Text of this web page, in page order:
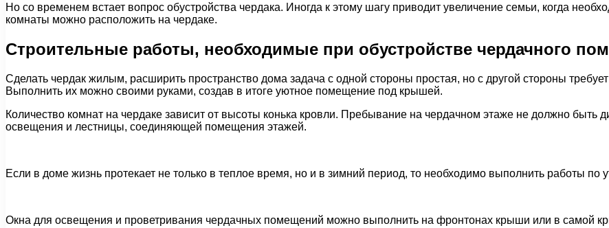
Но со временем встает вопрос обустройства чердака. Иногда к этому шагу приводит увеличение семьи, когда
комнаты можно расположить на чердаке.
Строительные работы, необходимые при обустройстве чердачного
Сделать чердак жилым, расширить пространство дома задача с одной стороны простая, но с другой стороны
Выполнить их можно своими руками, создав в итоге уютное помещение под крышей.
Количество комнат на чердаке зависит от высоты конька кровли. Пребывание на чердачном этаже не должно
освещения и лестницы, соединяющей помещения этажей.
Если в доме жизнь протекает не только в теплое время, но и в зимний период, то необходимо выполнить работы
Окна для освещения и проветривания чердачных помещений можно выполнить на фронтонах крыши или в самой